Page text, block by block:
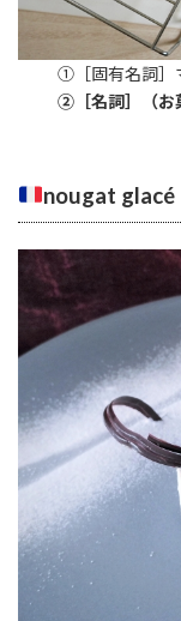
①［固有名詞］
②［名詞］（お
nougat